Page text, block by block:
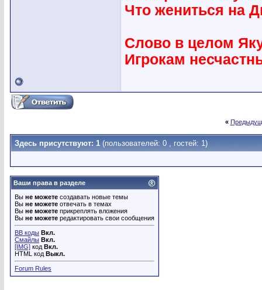
Что жениться на
Слово в целом
Игрокам
«
Здесь присутствуют: 1 (пользователей: 0 , гостей: 1)
Ваши права в разделе
Вы не можете создавать новые темы
Вы не можете отвечать в темах
Вы не можете прикреплять вложения
Вы не можете редактировать свои сообщения
BB коды Вкл.
Смайлы Вкл.
[IMG] код Вкл.
HTML код Выкл.
Forum Rules